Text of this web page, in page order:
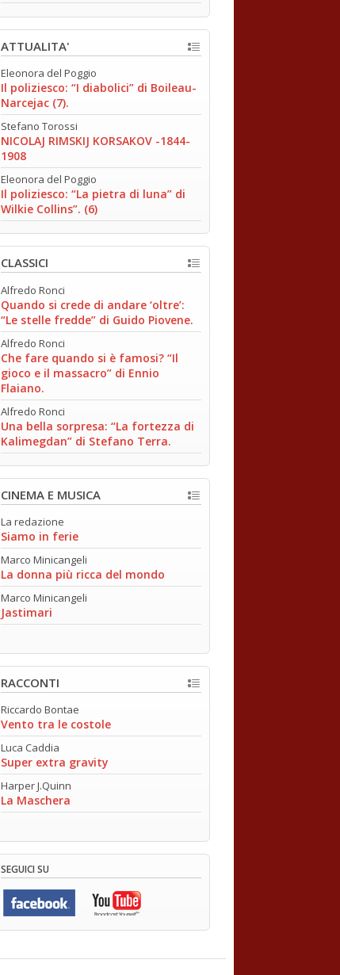
ATTUALITA'
Eleonora del Poggio
Il poliziesco: “I diabolici” di Boileau-
Narcejac (7).
Stefano Torossi
NICOLAJ RIMSKIJ KORSAKOV -1844-
1908
Eleonora del Poggio
Il poliziesco: “La pietra di luna” di
Wilkie Collins”. (6)
CLASSICI
Alfredo Ronci
Quando si crede di andare ‘oltre’:
“Le stelle fredde” di Guido Piovene.
Alfredo Ronci
Che fare quando si è famosi? “Il
gioco e il massacro” di Ennio
Flaiano.
Alfredo Ronci
Una bella sorpresa: “La fortezza di
Kalimegdan” di Stefano Terra.
CINEMA E MUSICA
La redazione
Siamo in ferie
Marco Minicangeli
La donna più ricca del mondo
Marco Minicangeli
Jastimari
RACCONTI
Riccardo Bontae
Vento tra le costole
Luca Caddia
Super extra gravity
Harper J.Quinn
La Maschera
SEGUICI SU